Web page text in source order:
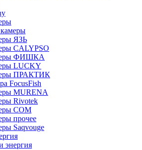
ЯЗЬ
CALYPSO
ФИШКА
LUCKY
ПРАКТИК
FocusFish
MURENA
Rivotek
СОМ
прочее
Saqvouge
энергия